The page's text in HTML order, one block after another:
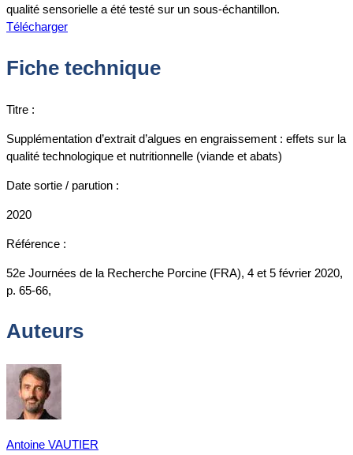
qualité sensorielle a été testé sur un sous-échantillon.
Télécharger
Fiche technique
Titre :
Supplémentation d’extrait d’algues en engraissement : effets sur la
qualité technologique et nutritionnelle (viande et abats)
Date sortie / parution :
2020
Référence :
52e Journées de la Recherche Porcine (FRA), 4 et 5 février 2020,
p. 65-66,
Auteurs
Antoine VAUTIER